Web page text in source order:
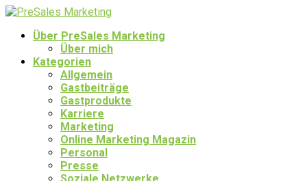
Über PreSales Marketing
Über mich
Kategorien
Allgemein
Gastbeiträge
Gastprodukte
Karriere
Marketing
Online Marketing Magazin
Personal
Presse